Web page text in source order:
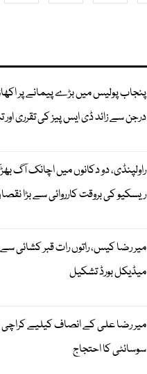
پنجاب پولیس میں بڑے پیمانے پر
درجن سے زائد ڈی ایس پیز کی تقرری اور
راولپنڈی، دو دکانوں میں اچانک آگ
ریسکیو کی بروقت کارروائی سے بڑا
میر رضا کیس، راتوں رات قبر کشائی سے
میڈیکل بورڈ تشکیل
میر رضا علی کے انصاف کیلیے
سوسائٹی کا احتجاج